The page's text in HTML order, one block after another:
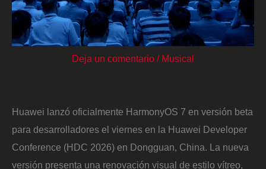
Deja un comentario / Musical
Huawei lanzó oficialmente HarmonyOS 7 en versión beta
para desarrolladores el viernes en la Huawei Developer
Conference (HDC 2026) en Dongguan, China. La nueva
versión presenta una renovación visual de estilo vítreo,